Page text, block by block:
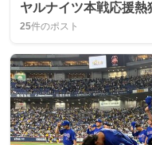
ヤルナイツ本戦応援熱
25件のポスト